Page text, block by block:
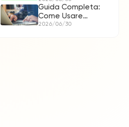
metodi
Guida Completa:
Come Usare
ChatGPT
2026/06/30